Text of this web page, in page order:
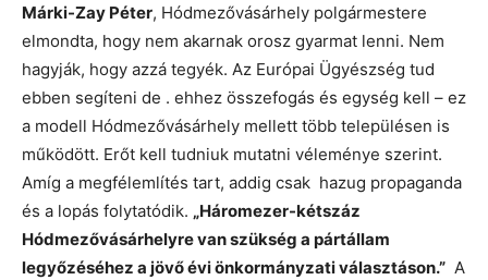
Márki-Zay Péter, Hódmezővásárhely polgármestere
elmondta, hogy nem akarnak orosz gyarmat lenni. Nem
hagyják, hogy azzá tegyék. Az Európai Ügyészség tud
ebben segíteni de . ehhez összefogás és egység kell – ez
a modell Hódmezővásárhely mellett több településen is
működött. Erőt kell tudniuk mutatni véleménye szerint.
Amíg a megfélemlítés tart, addig csak hazug propaganda
és a lopás folytatódik. „Háromezer-kétszáz
Hódmezővásárhelyre van szükség a pártállam
legyőzéséhez a jövő évi önkormányzati választáson.” A